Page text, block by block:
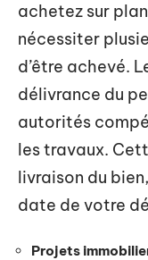
achetez sur
nécessiter
d’être achevé.
délivrance du
autorités
les travaux.
livraison du
date de votre
Projets